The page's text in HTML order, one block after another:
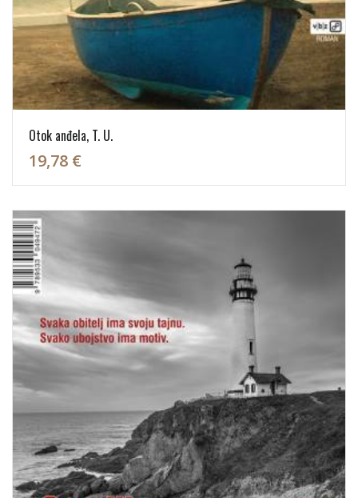
Otok anđela, T. U.
19,78 €